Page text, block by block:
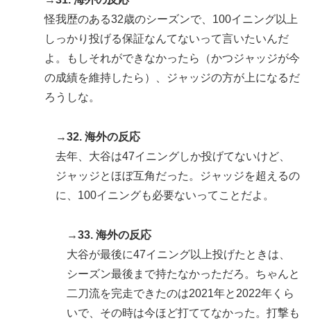
怪我歴のある32歳のシーズンで、100イニング以上
しっかり投げる保証なんてないって言いたいんだ
よ。もしそれができなかったら（かつジャッジが今
の成績を維持したら）、ジャッジの方が上になるだ
ろうしな。
→32. 海外の反応
去年、大谷は47イニングしか投げてないけど、
ジャッジとほぼ互角だった。ジャッジを超えるの
に、100イニングも必要ないってことだよ。
→33. 海外の反応
大谷が最後に47イニング以上投げたときは、
シーズン最後まで持たなかっただろ。ちゃんと
二刀流を完走できたのは2021年と2022年くら
いで、その時は今ほど打ててなかった。打撃も